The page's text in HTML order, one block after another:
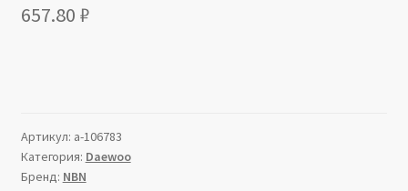
657.80 ₽
Артикул: a-106783
Категория: Daewoo
Бренд: NBN